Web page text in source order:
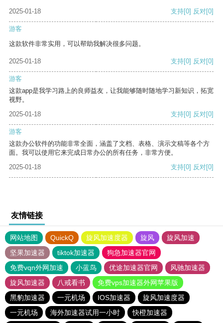
2025-01-18 支持[0] 反对[0]
游客
这款软件非常实用，可以帮助我解决很多问题。
2025-01-18 支持[0] 反对[0]
游客
这款app是我学习路上的良师益友，让我能够随时随地学习新知识，拓宽
视野。
2025-01-18
支持[0] 反对[0]
游客
这款办公软件的功能非常全面，涵盖了文档、表格、演示文稿等各个方
面。我可以使用它来完成日常办公的所有任务，非常方便。
2025-01-18
支持[0] 反对[0]
友情链接
网站地图 QuickQ 旋风加速度器 旋风
旋风加速
坚果加速器
tiktok加速器
狗急加速器官网
免费vqn外网加速
小蓝鸟 优途加速器官网
风驰加速器
旋风加速器
八戒看书
免费vps加速器外网苹果版
黑豹加速器
一元机场 IOS加速器
旋风加速度器
一元机场
海外加速器试用一小时
快橙加速器